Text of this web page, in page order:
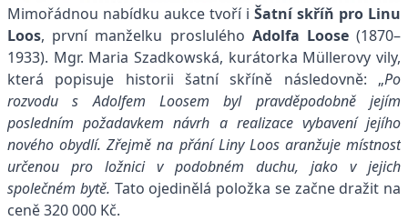
Mimořádnou nabídku aukce tvoří i Šatní skříň pro Linu
Loos, první manželku proslulého Adolfa Loose(1870–
1933). Mgr. Maria Szadkowská, kurátorka Müllerovy vily,
která popisuje historii šatní skříně následovně: „Po
rozvodu s Adolfem Loosem byl pravděpodobně jejím
posledním požadavkem návrh a realizace vybavení jejího
nového obydlí. Zřejmě na přání Liny Loos aranžuje místnost
určenou pro ložnici v podobném duchu, jako v jejich
společném bytě. Tato ojedinělá položka se začne dražit na
ceně 320 000 Kč.